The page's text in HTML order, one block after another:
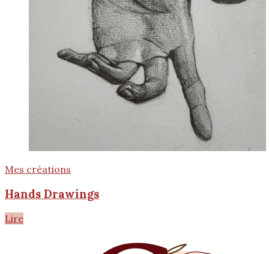
Mes créations
Hands Drawings
Lire